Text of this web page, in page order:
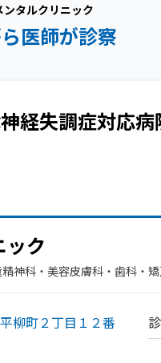
ンタルクリニック
医師が診察
経失調症対応病
ック
神科・​美容皮膚科・​歯科・​
柳町２丁目１２番